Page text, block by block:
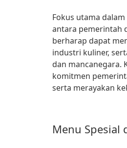
Fokus utama
antara pemerintah
berharap dapat
industri kuliner,
dan mancanegara.
komitmen
serta merayakan
Menu Spesial